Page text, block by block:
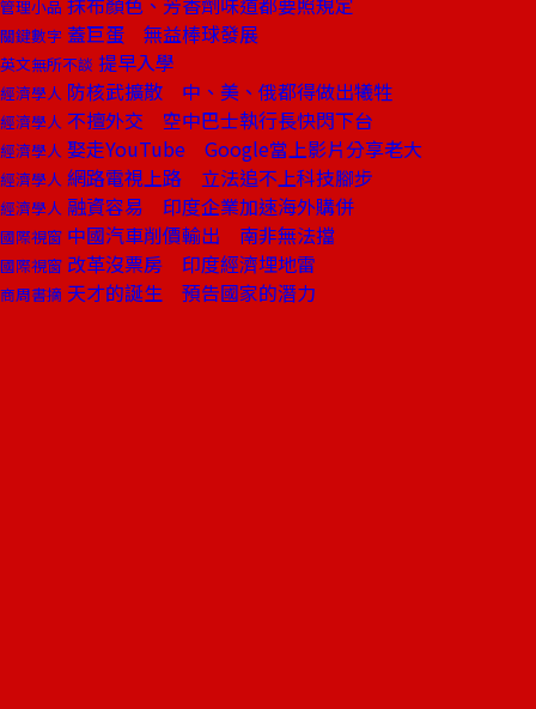
管理小品
關鍵數字 蓋巨蛋 無益棒球發展
英文無所不談 提早入學
經濟學人 防核武擴散 中、美、俄都得做出犧牲
經濟學人 不擅外交 空中巴士執行長快閃下台
經濟學人 娶走YouTube Google當上影片分享老大
經濟學人 網路電視上路 立法追不上科技腳步
經濟學人 融資容易 印度企業加速海外購併
國際視窗 中國汽車削價輸出 南非無法擋
國際視窗 改革沒票房 印度經濟埋地雷
商周書摘 天才的誕生 預告國家的潛力